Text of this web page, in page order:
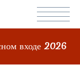
входе 2026